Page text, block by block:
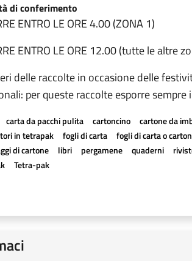
di conferimento
ENTRO LE ORE 4.00 (ZONA 1)
ENTRO LE ORE 12.00 (tutte le altre
delle raccolte in occasione delle
per queste raccolte esporre
carta da pacchi pulita cartoncino cartone da
in tetrapak
fogli di carta fogli di carta o
di cartone
libri pergamene quaderni
Tetra-pak